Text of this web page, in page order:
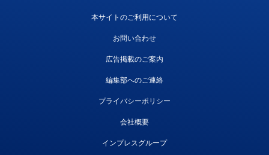
本サイトのご利用について
お問い合わせ
広告掲載のご案内
編集部へのご連絡
プライバシーポリシー
会社概要
インプレスグループ